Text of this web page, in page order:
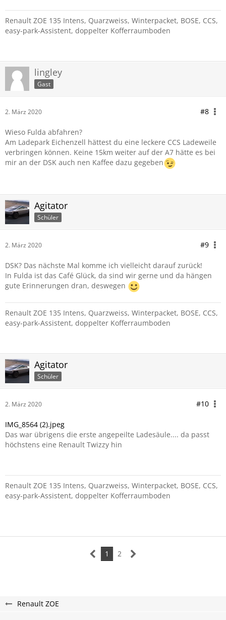
Renault ZOE 135 Intens, Quarzweiss, Winterpacket, BOSE, CCS,
easy-park-Assistent, doppelter Kofferraumboden
lingley
Gast
2. März 2020 #8
Wieso Fulda abfahren?
Am Ladepark Eichenzell hättest du eine leckere CCS Ladeweile
verbringen können. Keine 15km weiter auf der A7 hätte es bei
mir an der DSK auch nen Kaffee dazu gegeben
Agitator
Schüler
2. März 2020 #9
DSK? Das nächste Mal komme ich vielleicht darauf zurück!
In Fulda ist das Café Glück, da sind wir gerne und da hängen
gute Erinnerungen dran, deswegen
Renault ZOE 135 Intens, Quarzweiss, Winterpacket, BOSE, CCS,
easy-park-Assistent, doppelter Kofferraumboden
Agitator
Schüler
2. März 2020 #10
IMG_8564 (2).jpeg
Das war übrigens die erste angepeilte Ladesäule.... da passt
höchstens eine Renault Twizzy hin
Renault ZOE 135 Intens, Quarzweiss, Winterpacket, BOSE, CCS,
easy-park-Assistent, doppelter Kofferraumboden
1 2
Renault ZOE